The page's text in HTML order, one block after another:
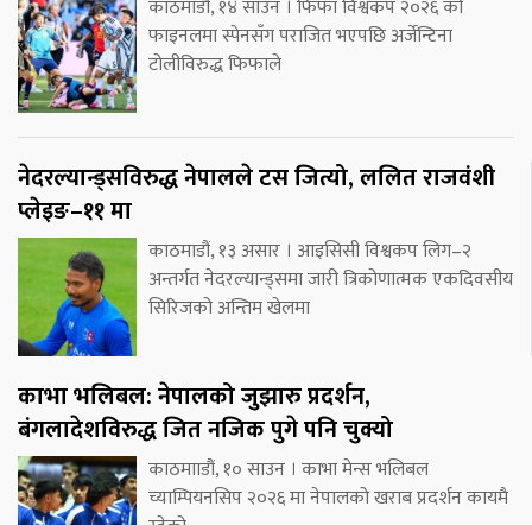
काठमाडौं, १४ साउन । फिफा विश्वकप २०२६ को
फाइनलमा स्पेनसँग पराजित भएपछि अर्जेन्टिना
टोलीविरुद्ध फिफाले
नेदरल्यान्ड्सविरुद्ध नेपालले टस जित्यो, ललित राजवंशी
प्लेइङ–११ मा
काठमाडौं, १३ असार । आइसिसी विश्वकप लिग–२
अन्तर्गत नेदरल्यान्ड्समा जारी त्रिकोणात्मक एकदिवसीय
सिरिजको अन्तिम खेलमा
काभा भलिबल: नेपालको जुझारु प्रदर्शन,
बंगलादेशविरुद्ध जित नजिक पुगे पनि चुक्यो
काठमााडौं, १० साउन । काभा मेन्स भलिबल
च्याम्पियनसिप २०२६ मा नेपालको खराब प्रदर्शन कायमै